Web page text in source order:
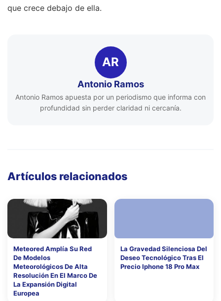
que crece debajo de ella.
AR
Antonio Ramos
Antonio Ramos apuesta por un periodismo que informa con
profundidad sin perder claridad ni cercanía.
Artículos relacionados
Meteored Amplía Su Red
De Modelos
Meteorológicos De Alta
Resolución En El Marco De
La Expansión Digital
Europea
La Gravedad Silenciosa Del
Deseo Tecnológico Tras El
Precio Iphone 18 Pro Max